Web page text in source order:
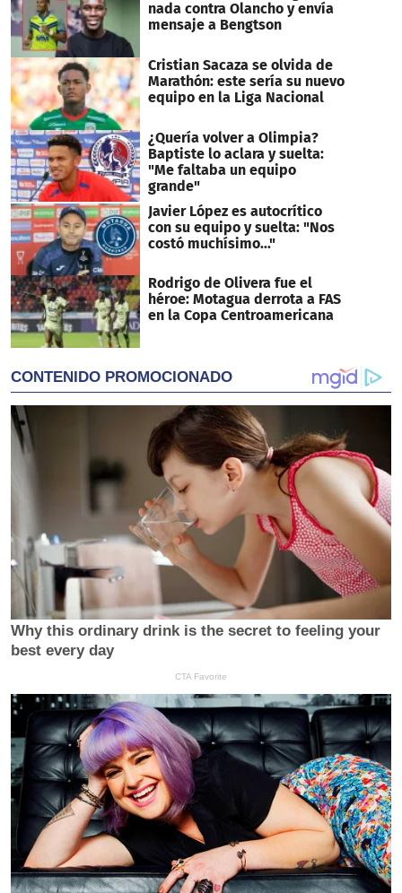
nada contra Olancho y envía
mensaje a Bengtson
Cristian Sacaza se olvida de
Marathón: este sería su nuevo
equipo en la Liga Nacional
¿Quería volver a Olimpia?
Baptiste lo aclara y suelta:
"Me faltaba un equipo
grande"
Javier López es autocrítico
con su equipo y suelta: "Nos
costó muchísimo..."
Rodrigo de Olivera fue el
héroe: Motagua derrota a FAS
en la Copa Centroamericana